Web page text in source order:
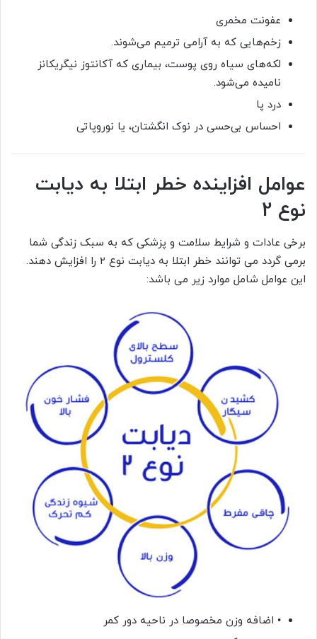
عفونت مخمری
زخم‌هایی که به آرامی ترمیم می‌شوند.
لکه‌های سیاه روی پوست، بیماری که آکانتوز نیگریکانز
نامیده می‌شود.
درد پا
احساس بی‌حسی در نوک انگشتان، یا نوروپاتی
عوامل افزاینده خطر ابتلا به دیابت
نوع 2
برخی عادات و شرایط سلامت و پزشکی که به سبک زندگی شما
برمی گردد می توانند خطر ابتلا به دیابت نوع ۲ را افزایش دهند.
این عوامل شامل موارد زیر می باشد:
• اضافه وزن مخصوصا در ناحیه دور کمر